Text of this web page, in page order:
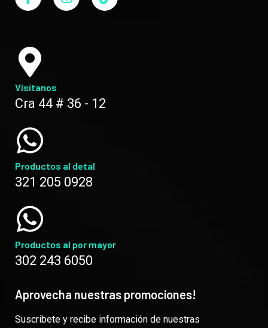
Visítanos
Cra 44 # 36 - 12
Productos al detal
321 205 0928
Productos al por mayor
302 243 6050
Aprovecha nuestras promociones!
Suscribete y recibe información de nuestras